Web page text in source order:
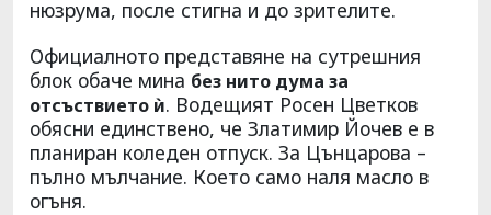
нюзрума, после стигна и до зрителите.
Официалното представяне на сутрешния
блок обаче мина без нито дума за
отсъствието ѝ. Водещият Росен Цветков
обясни единствено, че Златимир Йочев е в
планиран коледен отпуск. За Цънцарова –
пълно мълчание. Което само наля масло в
огъня.